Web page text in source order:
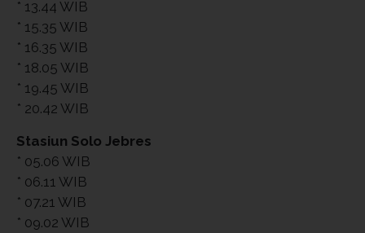
* 13.44 WIB
* 15.35 WIB
* 16.35 WIB
* 18.05 WIB
* 19.45 WIB
* 20.42 WIB
Stasiun Solo Jebres
* 05.06 WIB
* 06.11 WIB
* 07.21 WIB
* 09.02 WIB